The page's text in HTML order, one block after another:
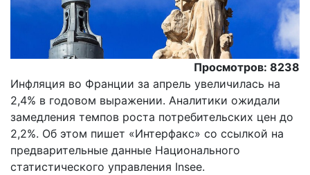
Просмотров: 8238
Инфляция во Франции за апрель увеличилась на
2,4% в годовом выражении. Аналитики ожидали
замедления темпов роста потребительских цен до
2,2%. Об этом пишет «Интерфакс» со ссылкой на
предварительные данные Национального
статистического управления Insee.